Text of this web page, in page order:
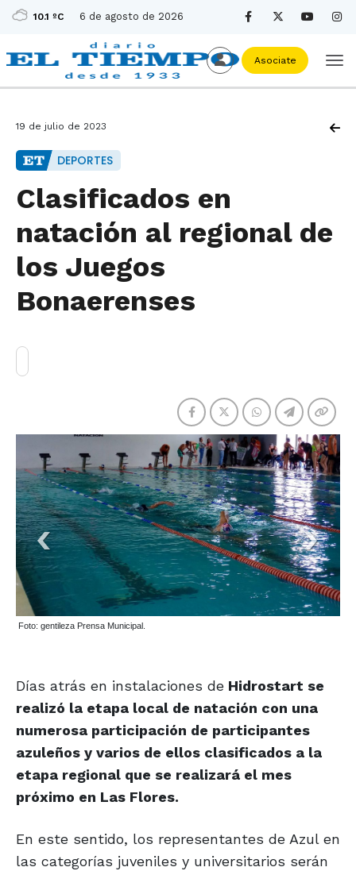
10.1 ºC 6 de agosto de 2026
Asociate
19 de julio de 2023
DEPORTES
Clasificados en
natación al regional de
los Juegos
Bonaerenses
Foto: gentileza Prensa Municipal.
Días atrás en instalaciones de Hidrostart se
realizó la etapa local de natación con una
numerosa participación de participantes
azuleños y varios de ellos clasificados a la
etapa regional que se realizará el mes
próximo en Las Flores.
En este sentido, los representantes de Azul en
las categorías juveniles y universitarios serán